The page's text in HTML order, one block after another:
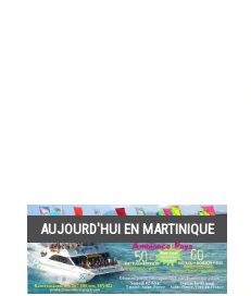
AUJOURD'HUI EN MARTINIQUE